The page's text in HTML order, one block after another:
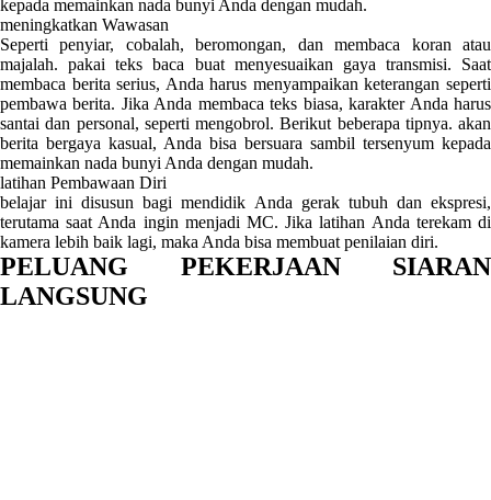
kepada memainkan nada bunyi Anda dengan mudah.
meningkatkan Wawasan
Seperti penyiar, cobalah, beromongan, dan membaca koran atau
majalah. pakai teks baca buat menyesuaikan gaya transmisi. Saat
membaca berita serius, Anda harus menyampaikan keterangan seperti
pembawa berita. Jika Anda membaca teks biasa, karakter Anda harus
santai dan personal, seperti mengobrol. Berikut beberapa tipnya. akan
berita bergaya kasual, Anda bisa bersuara sambil tersenyum kepada
memainkan nada bunyi Anda dengan mudah.
latihan Pembawaan Diri
belajar ini disusun bagi mendidik Anda gerak tubuh dan ekspresi,
terutama saat Anda ingin menjadi MC. Jika latihan Anda terekam di
kamera lebih baik lagi, maka Anda bisa membuat penilaian diri.
PELUANG PEKERJAAN SIARAN
LANGSUNG